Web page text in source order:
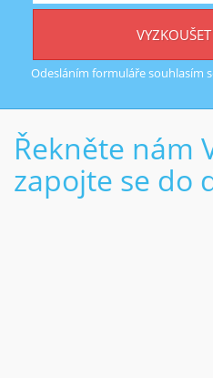
Odesláním formuláře souhlasím
Řekněte nám
zapojte se do